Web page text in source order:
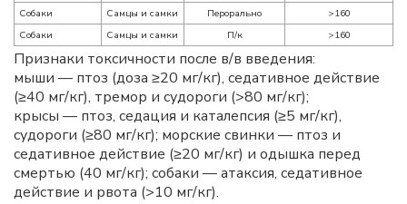
Собаки
Самцы и самки Перорально
>160
Собаки
Самцы и самки П/к >160
Признаки токсичности после в/в введения:
мыши — птоз (доза ≥20 мг/кг), седативное действие
(≥40 мг/кг), тремор и судороги (>80 мг/кг);
крысы — птоз, седация и каталепсия (≥5 мг/кг),
судороги (≥80 мг/кг); морские свинки — птоз и
седативное действие (≥20 мг/кг) и одышка перед
смертью (40 мг/кг); собаки — атаксия, седативное
действие и рвота (>10 мг/кг).